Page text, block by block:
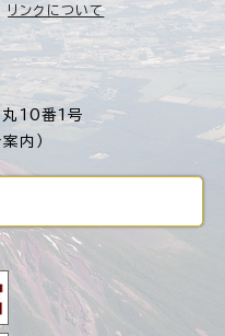
10番1号
内）
リンクについて